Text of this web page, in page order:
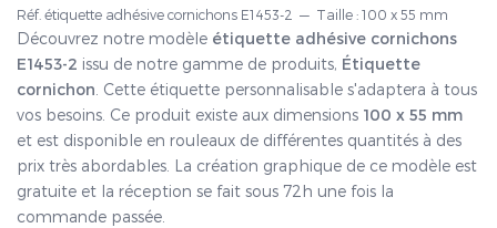
Réf. étiquette adhésive cornichons E1453-2 — Taille : 100 x 55 mm
Découvrez notre modèle étiquette adhésive cornichons
E1453-2 issu de notre gamme de produits, Étiquette
cornichon . Cette étiquette personnalisable s'adaptera à tous
vos besoins. Ce produit existe aux dimensions 100 x 55 mm
et est disponible en rouleaux de différentes quantités à des
prix très abordables. La création graphique de ce modèle est
gratuite et la réception se fait sous 72h une fois la
commande passée.